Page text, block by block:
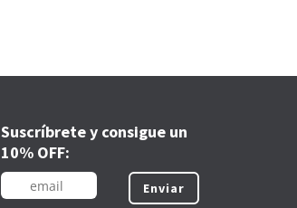
Suscríbrete y consigue un
10% OFF:
Enviar